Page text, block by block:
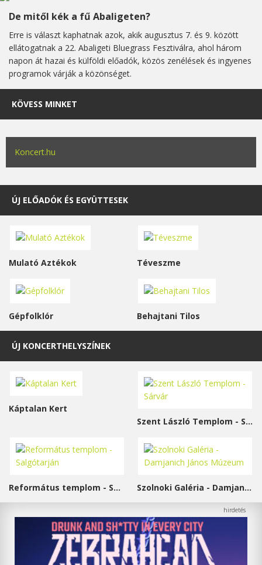
De mitől kék a fű Abaligeten?
Erre is választ kaphatnak azok, akik augusztus 7. és 9. között
ellátogatnak a 22. Abaligeti Bluegrass Fesztiválra, ahol három
napon át hazai és külföldi előadók, közös zenélések és ingyenes
programok várják a közönséget.
KÖVESS MINKET
Koncert.hu
ÚJ ELŐADÓK ÉS EGYÜTTESEK
Mulató Aztékok Téveszme
Gépfolklór Behajtani Tilos
ÚJ KONCERTHELYSZÍNEK
Káptalan Kert
Szent László Templom - Sárvár
Református templom - Salgótarján Szolnoki Galéria - Damjanich János Múzeum